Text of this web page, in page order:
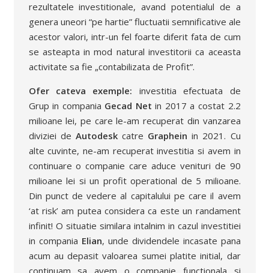
rezultatele investitionale, avand potentialul de a
genera uneori “pe hartie” fluctuatii semnificative ale
acestor valori, intr-un fel foarte diferit fata de cum
se asteapta in mod natural investitorii ca aceasta
activitate sa fie „contabilizata de Profit”.
Ofer cateva exemple: investitia efectuata de
Grup in compania Gecad Net in 2017 a costat 2.2
milioane lei, pe care le-am recuperat din vanzarea
diviziei de Autodeskcatre Graphein in 2021. Cu
alte cuvinte, ne-am recuperat investitia si avem in
continuare o companie care aduce venituri de 90
milioane lei si un profit operational de 5 milioane.
Din punct de vedere al capitalului pe care il avem
‘at risk’ am putea considera ca este un randament
infinit! O situatie similara intalnim in cazul investitiei
in compania Elian, unde dividendele incasate pana
acum au depasit valoarea sumei platite initial, dar